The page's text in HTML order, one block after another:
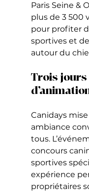
Paris Seine &
plus de 3 500
pour profiter
sportives et
autour du
Trois jours
Canidays
ambiance
tous.
concours
sportives
expérience
propriétaires